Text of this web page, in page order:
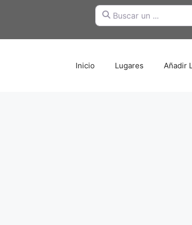
Buscar un ...
Inicio Lugares Añadir